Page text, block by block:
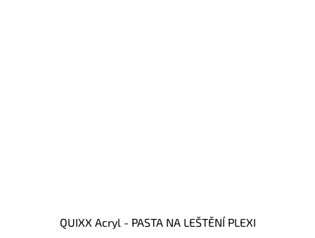
QUIXX Acryl - PASTA NA LEŠTĚNÍ PLEXI